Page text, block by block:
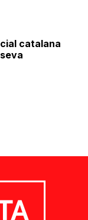
catalana